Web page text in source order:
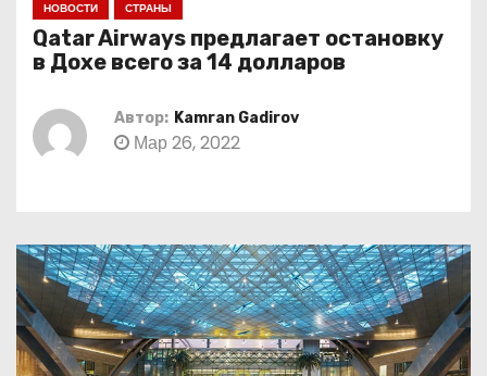
НОВОСТИ СТРАНЫ
Qatar Airways предлагает остановку
в Дохе всего за 14 долларов
Автор: Kamran Gadirov
Мар 26, 2022